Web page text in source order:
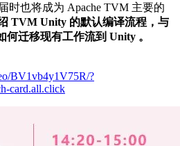
时也将成为 Apache TVM 主要的
TVM Unity 的默认编译流程，与
迁移现有工作流到 Unity 。
BV1vb4y1V75R/?
card.all.click